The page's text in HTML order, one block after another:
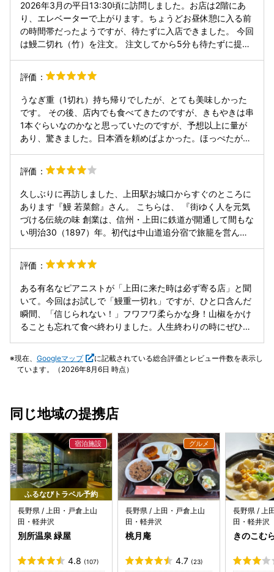
サーモンが分厚く食べ応えがあります。 スタッフさんも良い
方ばかりで、とても満足しました。
2026年3月の平日13:30頃に訪問しました。お店は2階にあ
り、エレベーターで上がります。ちょうどお昼休憩に入る前
の時間帯だったようですが、待たずに入店できました。 今回
は鰻二切れ（竹）を注文。 注文してから5分も待たずに提供
ど良好。タレも濃すぎず上品な味付けで、ご飯との相性が抜
群でした。ご飯自体も美味しく、最後まで満足できました。
全体として満足度がとても高い一食でした。 またぜひ伺いた
いです。
評価：
うなぎ重（1切れ）持ち帰りでしたが、とても美味しかった
です。 その後、店内でも食べてきたのですが、きもやきは串
1本ぐらいなのかなと思っていたのですが、予想以上に量が
あり、驚きました。日本酒を頼めばよかった。ほっぺたが落
て行った方が安心です。
評価：
久しぶりに再訪しました、上田駅お城口からすぐのところに
あります『鰻 若菜館』さん。 こちらは、 『街ゆく人を元気
づける伝統の味 創業は、信州・上田に鉄道が開通して間もな
い明治30（1897）年。初代は中山道追分宿で旅籠を営んで
を開いたと伝わっています。 当時は絹糸を輸出する蚕糸業で
街がとても栄えた時代。初代は“行き交う商人たちにも、元
気が出る食べ物を”と、うなぎを専門に商いを始めたので
す。 それから一世紀以上の時が経ち、街並みは大きく姿を変
えましたが、私たちはお客様に愛されてきた初代からの味と
おもてなしの心を守り、日々うなぎを焼いております。 当店
す。五代目当主をはじめ、この道ひと筋の熟練した職人達
が、蒲焼き２枚で１匹分という大きな身を炭火で白焼きにし
ぎ蒲焼き真空パック」は、当店でお出ししているうなぎ蒲焼
味をご家庭の食卓で、また大切な人への贈り物にご利用くだ
さい。 そして機会があればぜひ、信州・上田の若菜館にもお
越しください。お客様の幸せなひとときに私たちのうなぎが
あり続けられるよう、味とおもてなしを磨いて参ります。』
とのこと。 エレベーターで２階へと上がり、お店の歴史を感
じる店内、２人掛けのテーブル席に案内いただきました。 こ
の日いただきましたのは、 うな重 二切れ 竹、税込５，４０
０円です。 先におしんこときもすいが準備され、１０分ほど
で供されましたのは、お重でございました。 蓋を開けます
られたうなぎが姿をあらわしましたΣ(ﾟ∀ﾟﾉ)ﾉｷｬｰ そのうなぎ
評価：
ある有名なピアニストが「上田に来た時は必ず寄る店」と聞
いて。今回はお試しで「鰻重一切れ」ですが、ひと口含んだ
瞬間、「信じられない！」フワフワ柔らかな身！山椒をかけ
ることも忘れて食べ終わりました。人生終わりの時にぜひ食
現在、 Googleマップ
に記載されている総合評価とレビュー件数を表示し
ています。（2026年8月6日 時点）
同じ地域の提携店
ふるなびトラベル予約
長野県 / 上田・戸倉上山
田・軽井沢
別所温泉 緑屋
4.8 (107)
長野県 / 上田・戸倉上山
田・軽井沢
桃月庵
4.7 (23)
長野県 / 上
田・軽井沢
きのこむ